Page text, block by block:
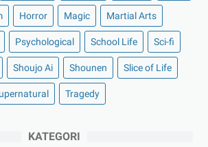
Horror Magic Martial Arts
Psychological School Life Sci-fi
Shoujo Ai Shounen Slice of Life
Tragedy
KATEGORI